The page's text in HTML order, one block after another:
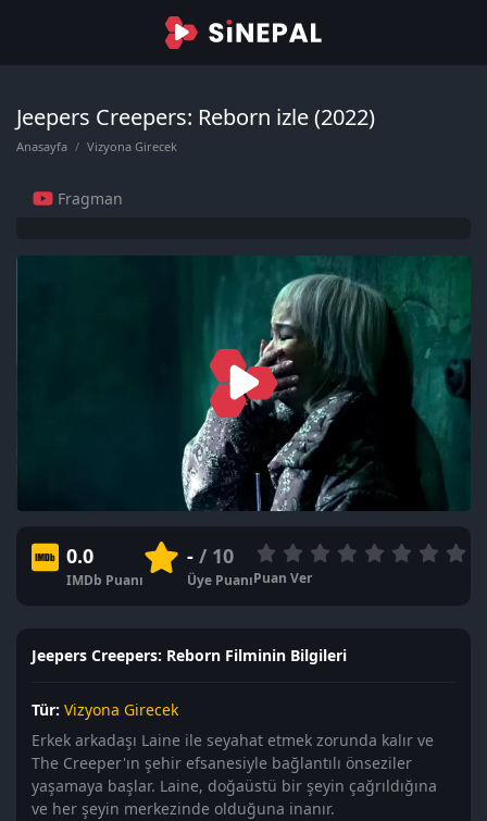
Jeepers Creepers: Reborn izle (2022)
Anasayfa Vizyona Girecek
Fragman
0.0
IMDb Puanı
-/ 10
Üye PuanıPuan Ver
Jeepers Creepers: Reborn Filminin Bilgileri
Tür: Vizyona Girecek
Erkek arkadaşı Laine ile seyahat etmek zorunda kalır ve
The Creeper'ın şehir efsanesiyle bağlantılı önseziler
yaşamaya başlar. Laine, doğaüstü bir şeyin çağrıldığına
ve her şeyin merkezinde olduğuna inanır.